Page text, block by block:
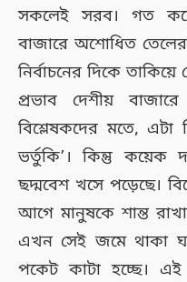
সকলেই সরব। গত
বাজারে অশোধিত
নির্বাচনের দিকে
প্রভাব দেশীয়
বিশ্লেষকদের মতে,
ভর্তুকি’। কিন্তু কয়েক
ছদ্মবেশ খসে পড়েছে।
আগে মানুষকে শান্ত
এখন সেই জমে থাকা
পকেট কাটা হচ্ছে। এই